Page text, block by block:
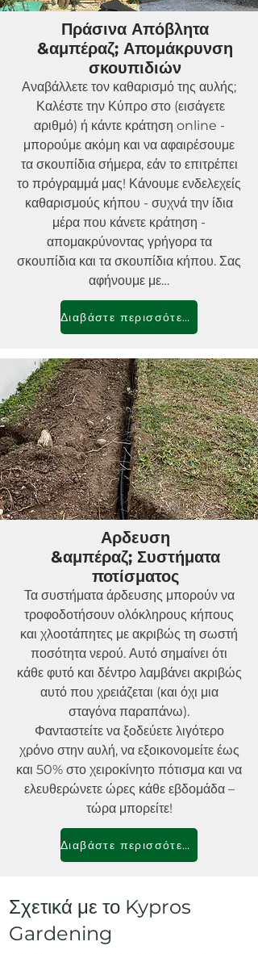
Πράσινα Απόβλητα
&αμπέραζ; Απομάκρυνση
σκουπιδιών
Αναβάλλετε τον καθαρισμό της αυλής;
Καλέστε την Κύπρο στο (εισάγετε
αριθμό) ή κάντε κράτηση online -
μπορούμε ακόμη και να αφαιρέσουμε
τα σκουπίδια σήμερα, εάν το επιτρέπει
το πρόγραμμά μας! Κάνουμε ενδελεχείς
καθαρισμούς κήπου - συχνά την ίδια
μέρα που κάνετε κράτηση -
απομακρύνοντας γρήγορα τα
σκουπίδια και τα σκουπίδια κήπου. Σας
αφήνουμε με…
Διαβάστε περισσότερα
Αρδευση
&αμπέραζ; Συστήματα
ποτίσματος
Τα συστήματα άρδευσης μπορούν να
τροφοδοτήσουν ολόκληρους κήπους
και χλοοτάπητες με ακριβώς τη σωστή
ποσότητα νερού. Αυτό σημαίνει ότι
κάθε φυτό και δέντρο λαμβάνει ακριβώς
αυτό που χρειάζεται (και όχι μια
σταγόνα παραπάνω).
Φανταστείτε να ξοδεύετε λιγότερο
χρόνο στην αυλή, να εξοικονομείτε έως
και 50% στο χειροκίνητο πότισμα και να
ελευθερώνετε ώρες κάθε εβδομάδα –
τώρα μπορείτε!
Διαβάστε περισσότερα
Σχετικά με το Kypros
Gardening